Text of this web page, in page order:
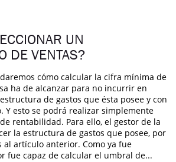
UN
DE VENTAS?
cómo calcular la cifra mínima de
ha de alcanzar para no incurrir en
de gastos que ésta posee y con
Y esto se podrá realizar simplemente
rentabilidad. Para ello, el gestor de la
la estructura de gastos que posee, por
al artículo anterior. Como ya fue
fue capaz de calcular el umbral de...